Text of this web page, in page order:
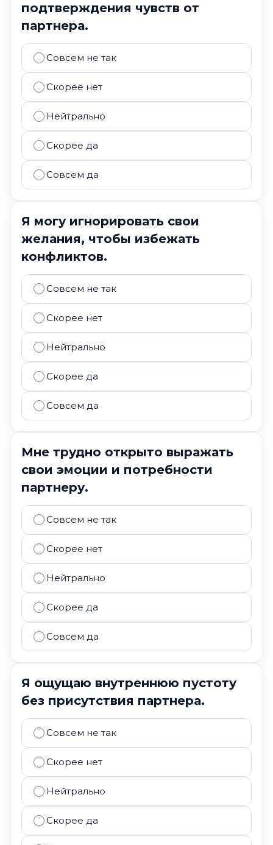
подтверждения чувств от
партнера.
Совсем не так
Скорее нет
Нейтрально
Скорее да
Совсем да
Я могу игнорировать свои
желания, чтобы избежать
конфликтов.
Совсем не так
Скорее нет
Нейтрально
Скорее да
Совсем да
Мне трудно открыто выражать
свои эмоции и потребности
партнеру.
Совсем не так
Скорее нет
Нейтрально
Скорее да
Совсем да
Я ощущаю внутреннюю пустоту
без присутствия партнера.
Совсем не так
Скорее нет
Нейтрально
Скорее да